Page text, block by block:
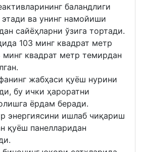
баландлиги
этади ва унинг намойиши
сайёҳларни ўзига тортади.
103 минг квадрат метр
квадрат метр темирдан
жабҳаси қуёш нурини
бу ички ҳароратни
ёрдам беради.
энергиясини ишлаб чиқариш
қуёш панелларидан